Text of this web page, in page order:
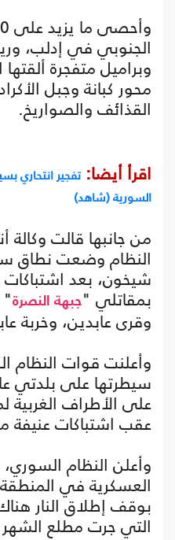
الجنوبي في إدلب،
وبراميل متفجرة
محور كبانة وجبل
القذائف والصواريخ.
اقرأ أيضا:تفجير انتحاري
السورية (شاهد)
من جانبها قالت وكالة
النظام وضعت نطاق
شيخون، بعد
بمقاتلي "جبهة النصرة"
وقرى عابدين، وخربة
وأعلنت قوات
سيطرتها على بلدتي
على الأطراف الغربية
عقب اشتباكات عنيفة
وأعلن النظام
العسكرية في المنطقة
بوقف إطلاق النار
التي جرت مطلع الشهر